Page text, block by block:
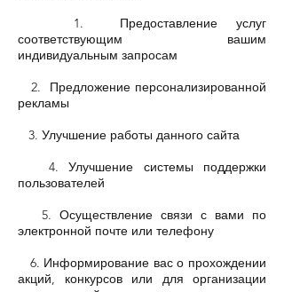
1. Предоставление услуг
соответствующим вашим
индивидуальным запросам
2. Предложение персонализированной
рекламы
3. Улучшение работы данного сайта
4. Улучшение системы поддержки
пользователей
5. Осуществление связи с вами по
электронной почте или телефону
6. Информирование вас о прохождении
акций, конкурсов или для организации